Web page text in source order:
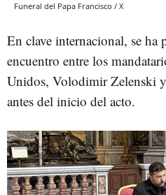
Funeral del Papa Francisco / X
En clave internacional, se ha
encuentro entre los
Unidos, Volodimir Zelenski
antes del inicio del acto.